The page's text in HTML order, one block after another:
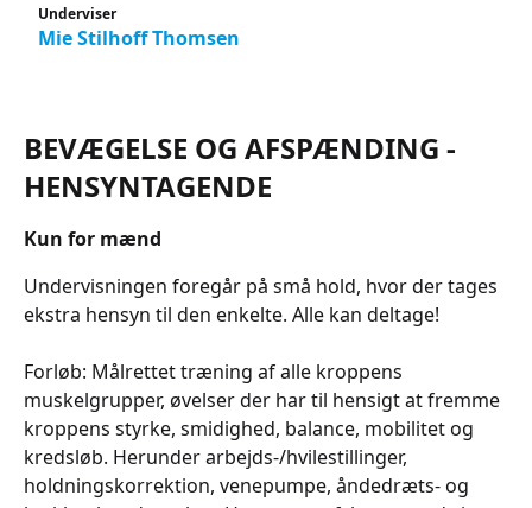
Underviser
Mie Stilhoff Thomsen
BEVÆGELSE OG AFSPÆNDING -
HENSYNTAGENDE
Kun for mænd
Undervisningen foregår på små hold, hvor der tages
ekstra hensyn til den enkelte. Alle kan deltage!
Forløb: Målrettet træning af alle kroppens
muskelgrupper, øvelser der har til hensigt at fremme
kroppens styrke, smidighed, balance, mobilitet og
kredsløb. Herunder arbejds-/hvilestillinger,
holdningskorrektion, venepumpe, åndedræts- og